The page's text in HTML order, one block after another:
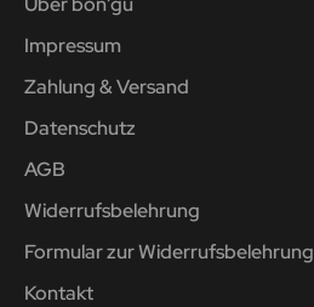
Impressum
Zahlung & Versand
Datenschutz
AGB
Widerrufsbelehrung
Formular zur Widerrufsbelehrung
Kontakt